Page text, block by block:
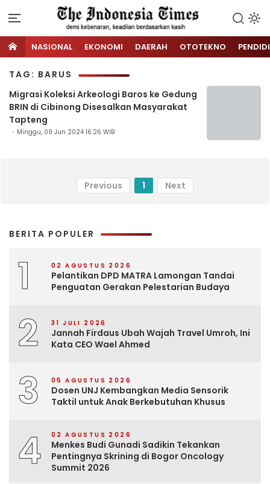
NASIONAL EKONOMI DAERAH OTOTEKNO
TAG: BARUS
Migrasi Koleksi Arkeologi Baros ke Gedung
BRIN di Cibinong Disesalkan Masyarakat
Tapteng
Minggu, 09 Jun 2024 16:26 WIB
Previous 1 Next
BERITA POPULER
1 02 AGUSTUS 2026
Pelantikan DPD MATRA Lamongan Tandai
Penguatan Gerakan Pelestarian Budaya
2 31 JULI 2026
Jannah Firdaus Ubah Wajah Travel Umroh, Ini
Kata CEO Wael Ahmed
3 05 AGUSTUS 2026
Dosen UNJ Kembangkan Media Sensorik
Taktil untuk Anak Berkebutuhan Khusus
4 02 AGUSTUS 2026
Menkes Budi Gunadi Sadikin Tekankan
Pentingnya Skrining di Bogor Oncology
Summit 2026